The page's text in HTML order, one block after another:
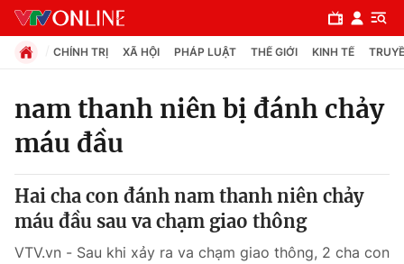
Chuyên mục
Chính trị
Xã hội
CHÍNH TRỊ XÃ HỘI PHÁP LUẬT THẾ GIỚI KINH TẾ
nam thanh niên bị đánh chảy
máu đầu
Hai cha con đánh nam thanh niên chảy
máu đầu sau va chạm giao thông
VTV.vn - Sau khi xảy ra va chạm giao thông, 2 cha con